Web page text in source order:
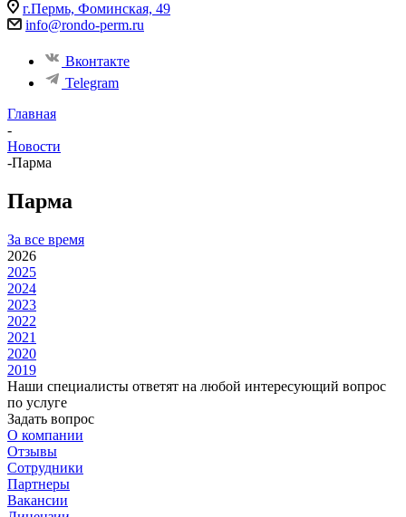
г.Пермь, Фоминская, 49
info@rondo-perm.ru
Вконтакте
Telegram
Главная
-
Новости
-Парма
Парма
За все время
2026
2025
2024
2023
2022
2021
2020
2019
Наши специалисты ответят на любой интересующий вопрос
по услуге
Задать вопрос
О компании
Отзывы
Сотрудники
Партнеры
Вакансии